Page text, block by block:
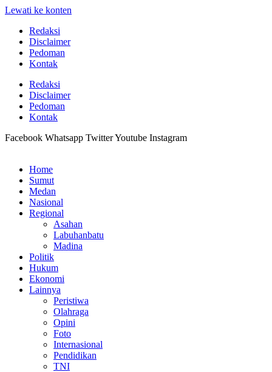
Lewati ke konten
Redaksi
Disclaimer
Pedoman
Kontak
Redaksi
Disclaimer
Pedoman
Kontak
Facebook Whatsapp TwitterYoutube Instagram
Home
Sumut
Medan
Nasional
Regional
Asahan
Labuhanbatu
Madina
Politik
Hukum
Ekonomi
Lainnya
Peristiwa
Olahraga
Opini
Foto
Internasional
Pendidikan
TNI